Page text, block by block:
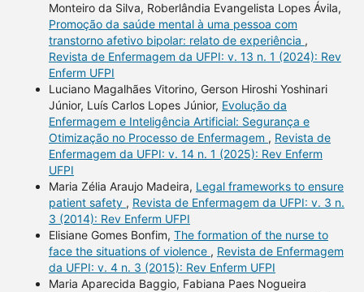
Monteiro da Silva, Roberlândia Evangelista Lopes Ávila,
Promoção da saúde mental à uma pessoa com
transtorno afetivo bipolar: relato de experiência ,
Revista de Enfermagem da UFPI: v. 13 n. 1 (2024): Rev
Enferm UFPI
Luciano Magalhães Vitorino, Gerson Hiroshi Yoshinari
Júnior, Luís Carlos Lopes Júnior, Evolução da
Enfermagem e Inteligência Artificial: Segurança e
Otimização no Processo de Enfermagem , Revista de
Enfermagem da UFPI: v. 14 n. 1 (2025): Rev Enferm
UFPI
Maria Zélia Araujo Madeira, Legal frameworks to ensure
patient safety , Revista de Enfermagem da UFPI: v. 3 n.
3 (2014): Rev Enferm UFPI
Elisiane Gomes Bonfim, The formation of the nurse to
face the situations of violence , Revista de Enfermagem
da UFPI: v. 4 n. 3 (2015): Rev Enferm UFPI
Maria Aparecida Baggio, Fabiana Paes Nogueira